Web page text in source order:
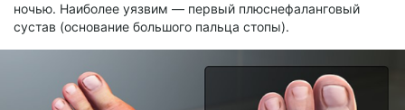
ночью. Наиболее уязвим — первый плюснефаланговый
сустав (основание большого пальца стопы).